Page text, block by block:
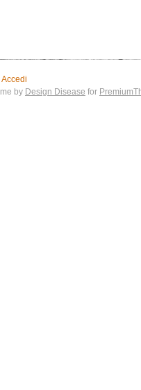
Accedi
by Design Disease for